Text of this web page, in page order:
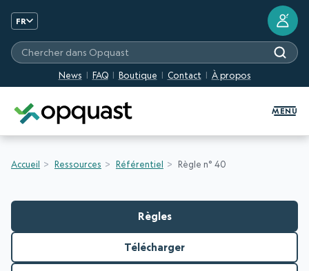
FR
News FAQ Boutique Contact À propos
Chercher dans Opquast
?
MENU
Accueil Ressources Référentiel Règle n° 40
Règles
Télécharger